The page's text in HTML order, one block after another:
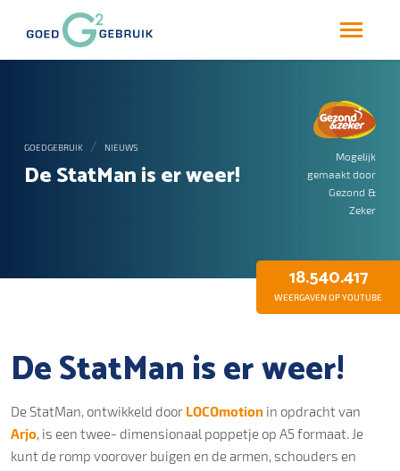
GOEDGEBRUIK NIEUWS
De StatMan is er weer!
Mogelijk
gemaakt door
Gezond &
Zeker
18.540.417
WEERGAVEN OP YOUTUBE
De StatMan is er weer!
De StatMan, ontwikkeld door LOCOmotion in opdracht van
Arjo, is een twee- dimensionaal poppetje op A5 formaat. Je
kunt de romp voorover buigen en de armen, schouders en